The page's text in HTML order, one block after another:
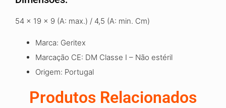
54 x 19 x 9 (A: max.) / 4,5 (A: min. Cm)
Marca: Geritex
Marcação CE: DM Classe I – Não estéril
Origem: Portugal
Produtos Relacionados